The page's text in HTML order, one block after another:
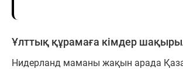
Ұлттық құрамаға кімдер
Нидерланд маманы жақын арада